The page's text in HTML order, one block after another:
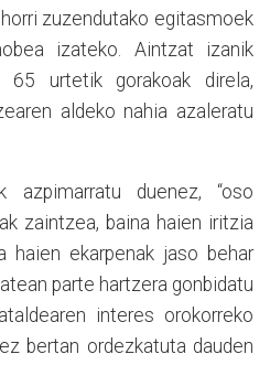
zuzendutako egitasmoek
izateko. Aintzat izanik
65 urtetik gorakoak direla,
aldeko nahia azaleratu
azpimarratu duenez, “oso
zaintzea, baina haien iritzia
haien ekarpenak jaso behar
parte hartzera gonbidatu
interes orokorreko
bertan ordezkatuta dauden